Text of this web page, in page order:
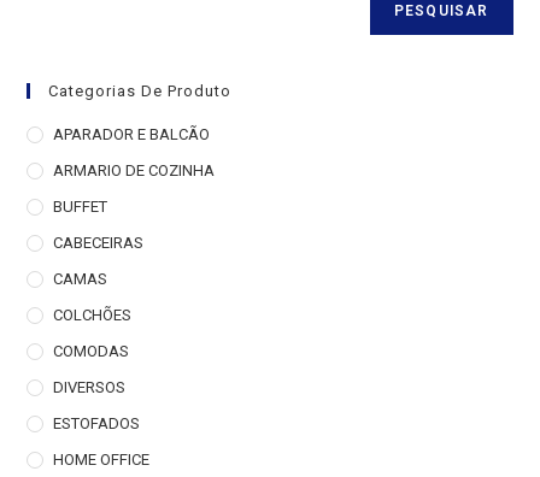
PESQUISAR
Categorias De Produto
APARADOR E BALCÃO
ARMARIO DE COZINHA
BUFFET
CABECEIRAS
CAMAS
COLCHÕES
COMODAS
DIVERSOS
ESTOFADOS
HOME OFFICE